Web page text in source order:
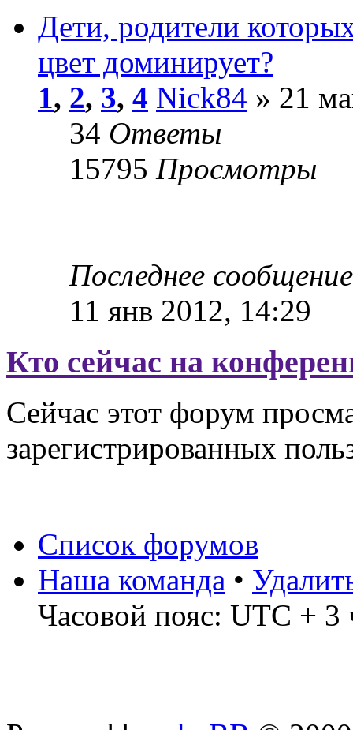
Дети, родители
цвет доминирует?
1, 2, 3, 4 Nick84 » 21
34 Ответы
15795 Просмотры
Последнее
11 янв 2012, 14:29
Кто сейчас на
Сейчас этот форум
зарегистрированных
Список форумов
Наша команда •
Часовой пояс: UTC + 3